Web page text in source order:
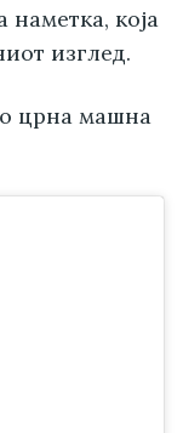
наметка, која
изглед.
црна машна